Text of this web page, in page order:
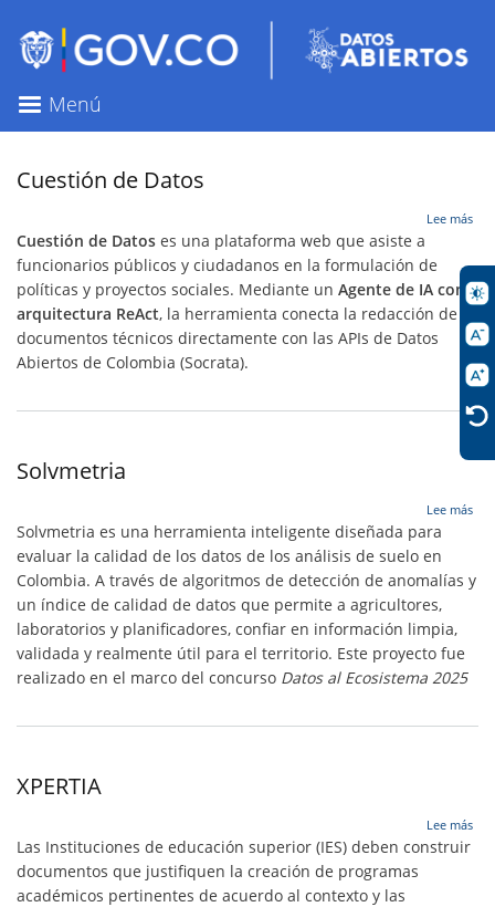
contenido
principal
Menú
Cuestión de Datos
Lee más
Cuestión de Datos es una plataforma web que asiste a
funcionarios públicos y ciudadanos en la formulación de
políticas y proyectos sociales. Mediante un Agente de IA con
arquitectura ReAct, la herramienta conecta la redacción de
documentos técnicos directamente con las APIs de Datos
Abiertos de Colombia (Socrata).
Solvmetria
Lee más
Solvmetria es una herramienta inteligente diseñada para
evaluar la calidad de los datos de los análisis de suelo en
Colombia. A través de algoritmos de detección de anomalías y
un índice de calidad de datos que permite a agricultores,
laboratorios y planificadores, confiar en información limpia,
validada y realmente útil para el territorio. Este proyecto fue
realizado en el marco del concurso Datos al Ecosistema 2025
XPERTIA
Lee más
Las Instituciones de educación superior (IES) deben construir
documentos que justifiquen la creación de programas
académicos pertinentes de acuerdo al contexto y las